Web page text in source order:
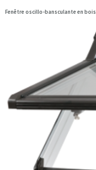
Fenêtre oscillo-bansculante en bois